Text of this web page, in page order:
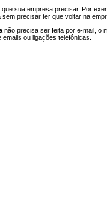
sua empresa precisar. Por
sem precisar ter que voltar na
não precisa ser feita por e-mail, o
ou ligações telefônicas.